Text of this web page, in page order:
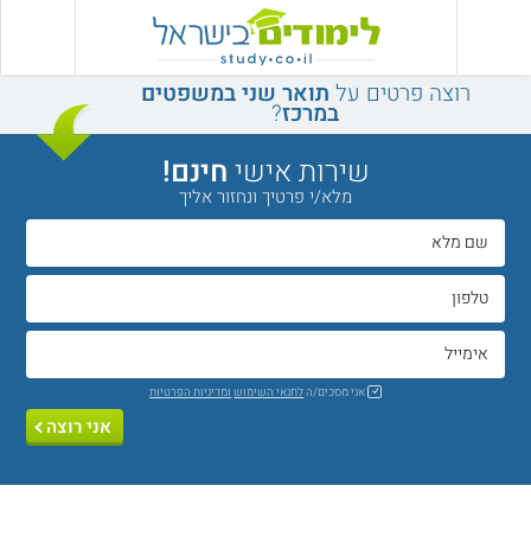
רוצה פרטים על תואר שני במשפטים
במרכז?
שירות אישיחינם!
מלא/י פרטיך ונחזור אליך
אני מסכים/הלתנאי השימוש ומדיניות הפרטיות
אני רוצה